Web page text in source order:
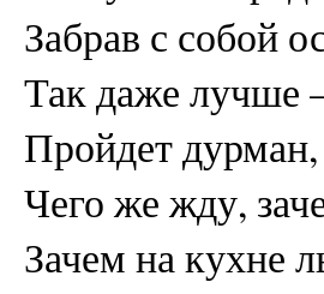
Забрав с собой
Так даже лучше
Пройдет
Чего же жду,
Зачем на кухне